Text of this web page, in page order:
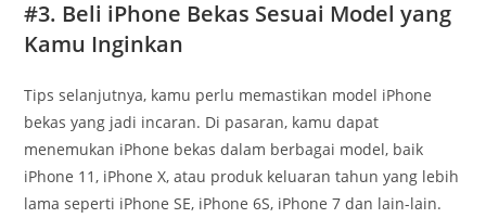
#3. Beli iPhone Bekas Sesuai Model yang
Kamu Inginkan
Tips selanjutnya, kamu perlu memastikan model iPhone
bekas yang jadi incaran. Di pasaran, kamu dapat
menemukan iPhone bekas dalam berbagai model, baik
iPhone 11, iPhone X, atau produk keluaran tahun yang lebih
lama seperti iPhone SE, iPhone 6S, iPhone 7 dan lain-lain.